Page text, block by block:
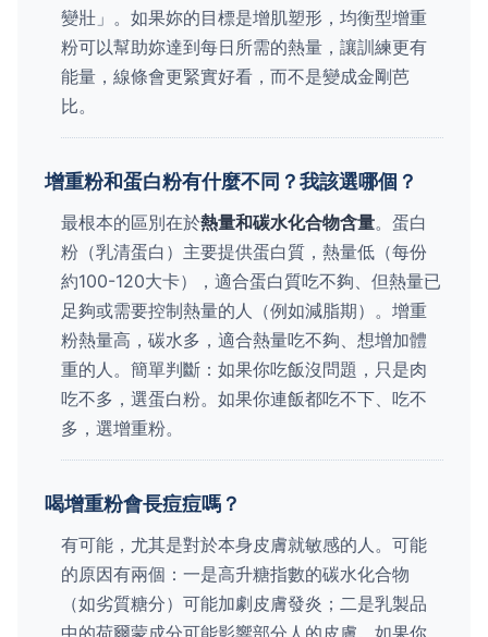
變壯」。如果妳的目標是增肌塑形，均衡型增重
粉可以幫助妳達到每日所需的熱量，讓訓練更有
能量，線條會更緊實好看，而不是變成金剛芭
比。
增重粉和蛋白粉有什麼不同？我該選哪個？
最根本的區別在於熱量和碳水化合物含量。蛋白
粉（乳清蛋白）主要提供蛋白質，熱量低（每份
約100-120大卡），適合蛋白質吃不夠、但熱量已
足夠或需要控制熱量的人（例如減脂期）。增重
粉熱量高，碳水多，適合熱量吃不夠、想增加體
重的人。簡單判斷：如果你吃飯沒問題，只是肉
吃不多，選蛋白粉。如果你連飯都吃不下、吃不
多，選增重粉。
喝增重粉會長痘痘嗎？
有可能，尤其是對於本身皮膚就敏感的人。可能
的原因有兩個：一是高升糖指數的碳水化合物
（如劣質糖分）可能加劇皮膚發炎；二是乳製品
中的荷爾蒙成分可能影響部分人的皮膚。如果你